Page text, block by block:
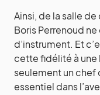
Ainsi, de la salle
Boris Perrenoud
d’instrument. Et
cette fidélité à une
seulement un chef
essentiel dans